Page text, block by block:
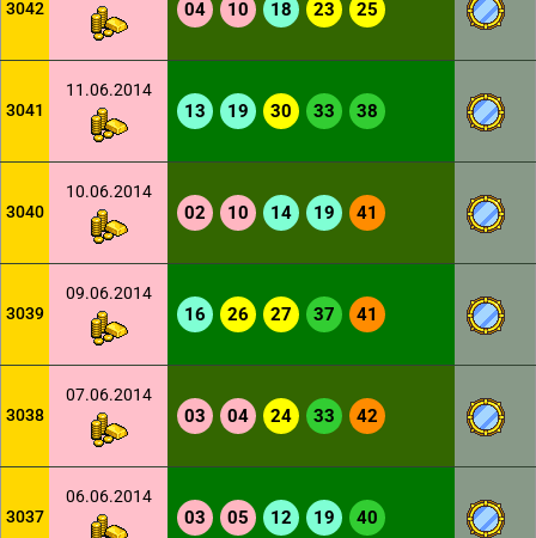
3042 04 10 18 23 25
3041
11.06.2014
13 19 30 33 38
3040
10.06.2014
02 10 14 19 41
3039
09.06.2014
16 26 27 37 41
3038
07.06.2014
03 04 24 33 42
3037
06.06.2014
03 05 12 19 40